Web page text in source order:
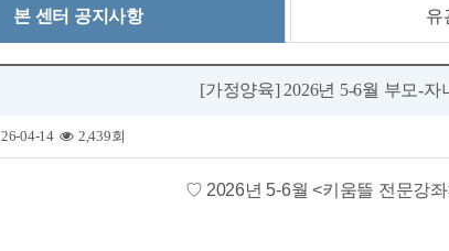
본 센터 공지사항 유
[가정양육] 2026년 5-6월 부모-
26-04-14 2,439회
♡ ​2026년 5-6월 <키움뜰 전문강